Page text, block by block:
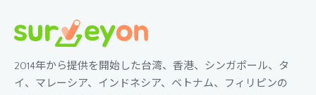
2014年から提供を開始した台湾、香港、シンガポール、タ
イ、マレーシア、インドネシア、ベトナム、フィリピンの